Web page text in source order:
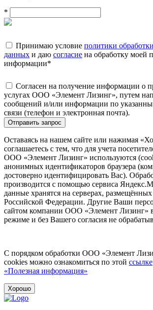
*
Принимаю условие политики
данных и даю согласие на обработку моей
информации*
Согласен на получение информации о
услугах ООО «Элемент Лизинг», путем
сообщений и/или информации по
связи (телефон и электронная почта).
Отправить запрос
Оставаясь на нашем сайте или нажимая
соглашаетесь с тем, что для учета
ООО «Элемент Лизинг» используются
анонимных идентификаторов браузера
достоверно идентифицировать Вас).
производится с помощью сервиса
данные хранятся на серверах,
Российской Федерации. Другие Ваши
сайтом компании ООО «Элемент Лизинг»
режиме и без Вашего согласия не
С порядком обработки ООО «Элемент
cookies можно ознакомиться по этой ссылке
«Полезная информация»
Хорошо